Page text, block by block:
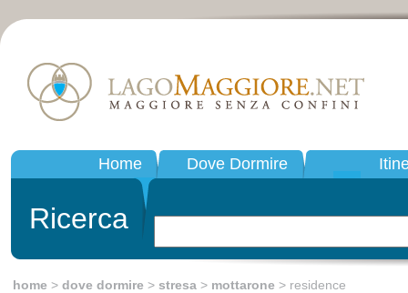
Home Dove Dormire
Ricerca
home > dove dormire > stresa > mottarone > residence